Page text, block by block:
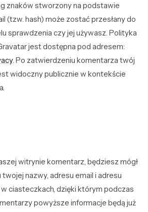
znaków stworzony na podstawie
(tzw. hash) może zostać przesłany do
sprawdzenia czy jej używasz. Polityka
jest dostępna pod adresem:
. Po zatwierdzeniu komentarza twój
widoczny publicznie w kontekście
witrynie komentarz, będziesz mógł
nazwy, adresu email i adresu
ciasteczkach, dzięki którym podczas
powyższe informacje będą już